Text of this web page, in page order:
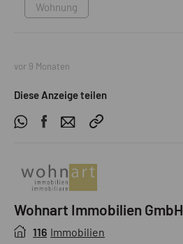
Wohnung
vor 9 Monaten
Diese Anzeige teilen
Wohnart Immobilien GmbH
116 Immobilien